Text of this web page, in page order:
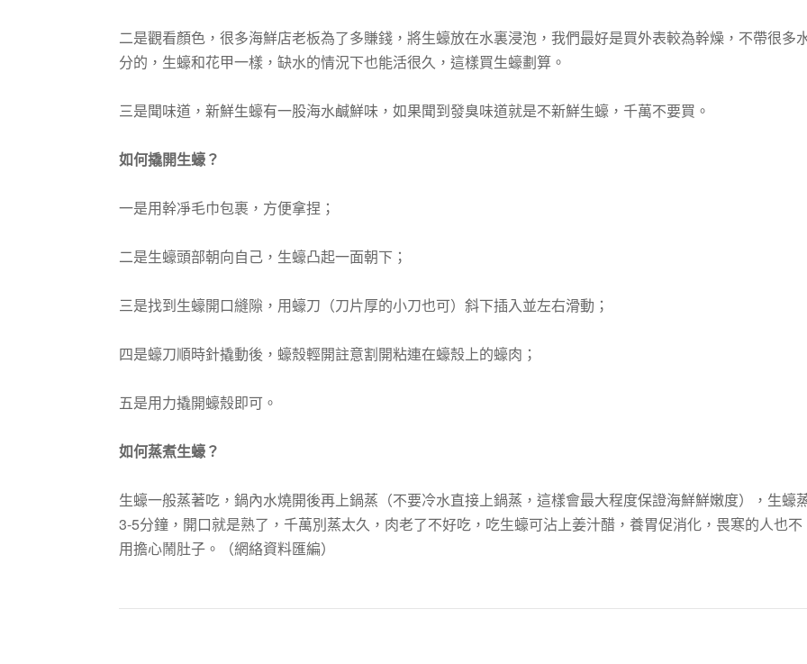
二是觀看顏色，很多海鮮店老板為了多賺錢，將生蠔放在水裏浸泡，我們最好是買外表較為幹燥，不帶很多
分的，生蠔和花甲一樣，缺水的情況下也能活很久，這樣買生蠔劃算。
三是聞味道，新鮮生蠔有一股海水鹹鮮味，如果聞到發臭味道就是不新鮮生蠔，千萬不要買。
如何撬開生蠔？
一是用幹凈毛巾包裹，方便拿捏；
二是生蠔頭部朝向自己，生蠔凸起一面朝下；
三是找到生蠔開口縫隙，用蠔刀（刀片厚的小刀也可）斜下插入並左右滑動；
四是蠔刀順時針撬動後，蠔殼輕開註意割開粘連在蠔殼上的蠔肉；
五是用力撬開蠔殼即可。
如何蒸煮生蠔？
生蠔一般蒸著吃，鍋內水燒開後再上鍋蒸（不要冷水直接上鍋蒸，這樣會最大程度保證海鮮鮮嫩度），生蠔
3-5分鐘，開口就是熟了，千萬別蒸太久，肉老了不好吃，吃生蠔可沾上姜汁醋，養胃促消化，畏寒的人也不
用擔心鬧肚子。（網絡資料匯編）